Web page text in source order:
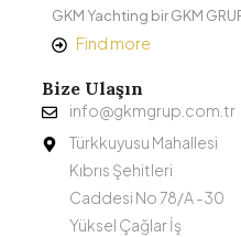
GKM Yachting bir GKM
Find more
Bize Ulaşın
info@gkmgrup.com.tr
Türkkuyusu Mahallesi
Kıbrıs Şehitleri
Caddesi No 78/A -30
Yüksel Çağlar İş